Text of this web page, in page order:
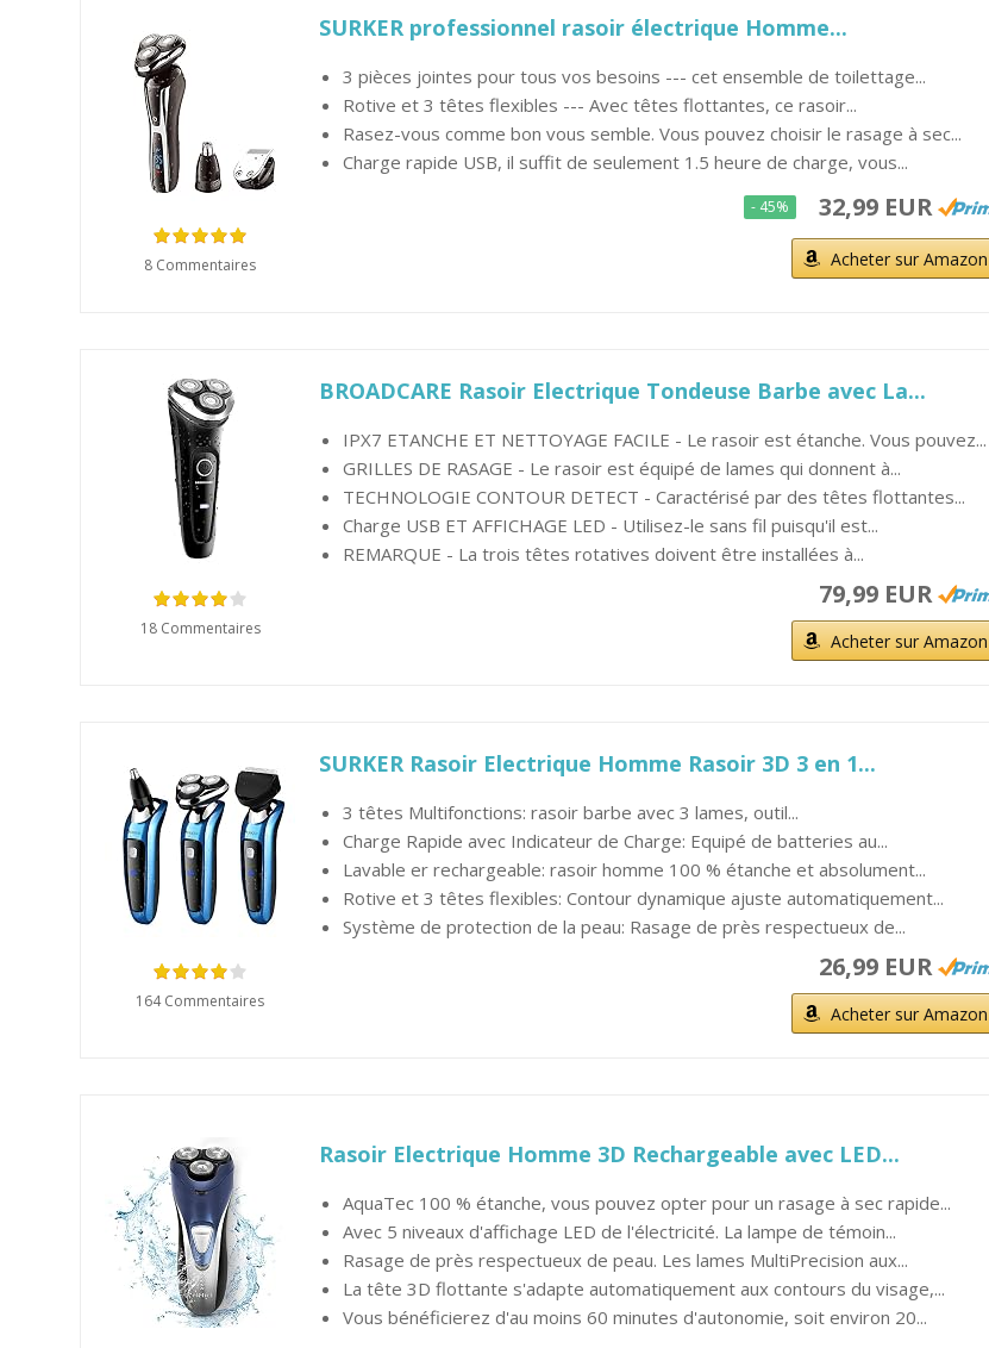
8 Commentaires
SURKER professionnel rasoir électrique Homme...
3 pièces jointes pour tous vos besoins --- cet ensemble de toilettage...
Rotive et 3 têtes flexibles --- Avec têtes flottantes, ce rasoir...
Rasez-vous comme bon vous semble. Vous pouvez choisir le rasage à sec...
Charge rapide USB, il suffit de seulement 1.5 heure de charge, vous...
- 45% 32,99 EUR
Acheter sur Amazon
18 Commentaires
BROADCARE Rasoir Electrique Tondeuse Barbe avec La...
IPX7 ETANCHE ET NETTOYAGE FACILE - Le rasoir est étanche. Vous pouvez...
GRILLES DE RASAGE - Le rasoir est équipé de lames qui donnent à...
TECHNOLOGIE CONTOUR DETECT - Caractérisé par des têtes flottantes...
Charge USB ET AFFICHAGE LED - Utilisez-le sans fil puisqu'il est...
REMARQUE - La trois têtes rotatives doivent être installées à...
79,99 EUR
Acheter sur Amazon
164 Commentaires
SURKER Rasoir Electrique Homme Rasoir 3D 3 en 1...
3 têtes Multifonctions: rasoir barbe avec 3 lames, outil...
Charge Rapide avec Indicateur de Charge: Equipé de batteries au...
Lavable er rechargeable: rasoir homme 100 % étanche et absolument...
Rotive et 3 têtes flexibles: Contour dynamique ajuste automatiquement...
Système de protection de la peau: Rasage de près respectueux de...
26,99 EUR
Acheter sur Amazon
Rasoir Electrique Homme 3D Rechargeable avec LED...
AquaTec 100 % étanche, vous pouvez opter pour un rasage à sec rapide...
Avec 5 niveaux d'affichage LED de l'électricité. La lampe de témoin...
Rasage de près respectueux de peau. Les lames MultiPrecision aux...
La tête 3D flottante s'adapte automatiquement aux contours du visage,...
Vous bénéficierez d'au moins 60 minutes d'autonomie, soit environ 20...